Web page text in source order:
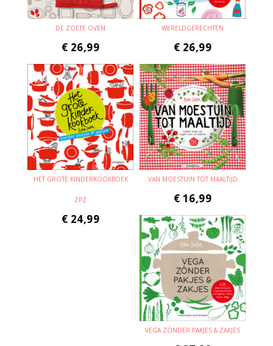
DE ZOETE OVEN
€ 26,99
WERELDGERECHTEN
€ 26,99
HET GROTE KINDERKOOKBOEK
ZPZ
€ 24,99
VAN MOESTUIN TOT MAALTIJD
€ 16,99
VEGA ZÓNDER PAKJES & ZAKJES